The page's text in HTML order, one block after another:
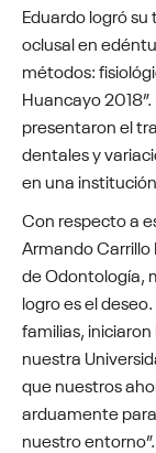
Eduardo logró
oclusal en
métodos:
Huancayo
presentaron el
dentales y
en una
Con respecto a
Armando Carrillo
de Odontología,
logro es el
familias,
nuestra
que nuestros
arduamente
nuestro entorno”.